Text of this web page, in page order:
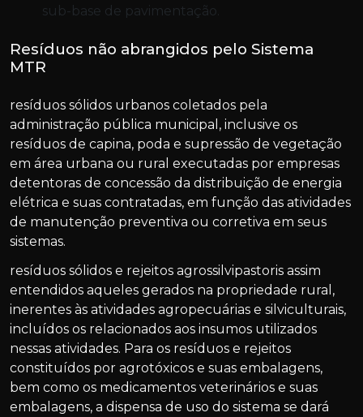
sub-base de pavimentação.
Resíduos não abrangidos pelo Sistema
MTR
resíduos sólidos urbanos coletados pela
administração pública municipal, inclusive os
resíduos de capina, poda e supressão de vegetação
em área urbana ou rural executadas por empresas
detentoras de concessão da distribuição de energia
elétrica e suas contratadas, em função das atividades
de manutenção preventiva ou corretiva em seus
sistemas.
resíduos sólidos e rejeitos agrossilvipastoris assim
entendidos aqueles gerados na propriedade rural,
inerentes às atividades agropecuárias e silviculturais,
incluídos os relacionados aos insumos utilizados
nessas atividades. Para os resíduos e rejeitos
constituídos por agrotóxicos e suas embalagens,
bem como os medicamentos veterinários e suas
embalagens, a dispensa de uso do sistema se dará